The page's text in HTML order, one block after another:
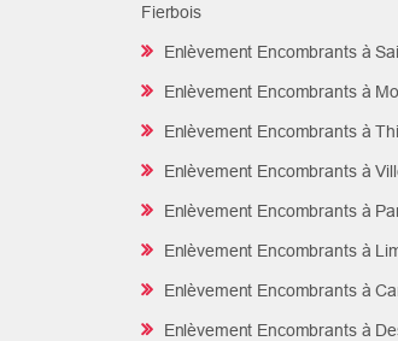
Fierbois
Enlèvement Encombrants à
Enlèvement Encombrants à
Enlèvement Encombrants à
Enlèvement Encombrants à
Enlèvement Encombrants à
Enlèvement Encombrants à
Enlèvement Encombrants à
Enlèvement Encombrants à